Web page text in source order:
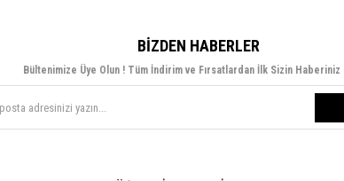
BIZDEN HABERLER
Bültenimize Üye Olun ! Tüm İndirim ve Fırsatlardan İlk Sizin Haberiniz